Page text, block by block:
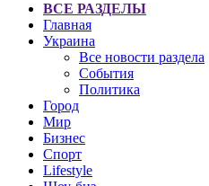
ВСЕ РАЗДЕЛЫ
Главная
Украина
Все новости раздела
События
Политика
Город
Мир
Бизнес
Спорт
Lifestyle